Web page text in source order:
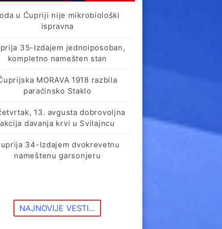
u Ćupriji nije mikrobiološki
ispravna
35-Izdajem jednoiposoban,
kompletno namešten stan
MORAVA 1918 razbila
paraćinsko Staklo
13. avgusta dobrovoljna
akcija davanja krvi u Svilajncu
34-Izdajem dvokrevetnu
nameštenu garsonjeru
NAJNOVIJE VESTI…